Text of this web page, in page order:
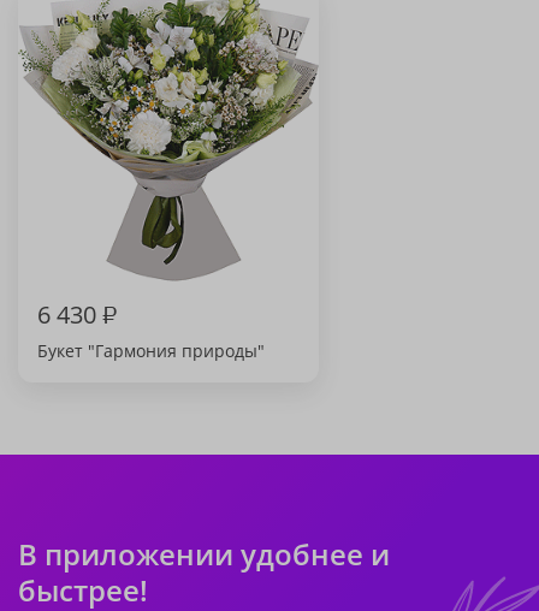
6 430₽
Букет "Гармония природы"
В приложении удобнее и
быстрее!